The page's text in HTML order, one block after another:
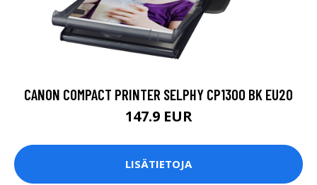
CANON COMPACT PRINTER SELPHY CP1300 BK EU20
147.9 EUR
LISÄTIETOJA